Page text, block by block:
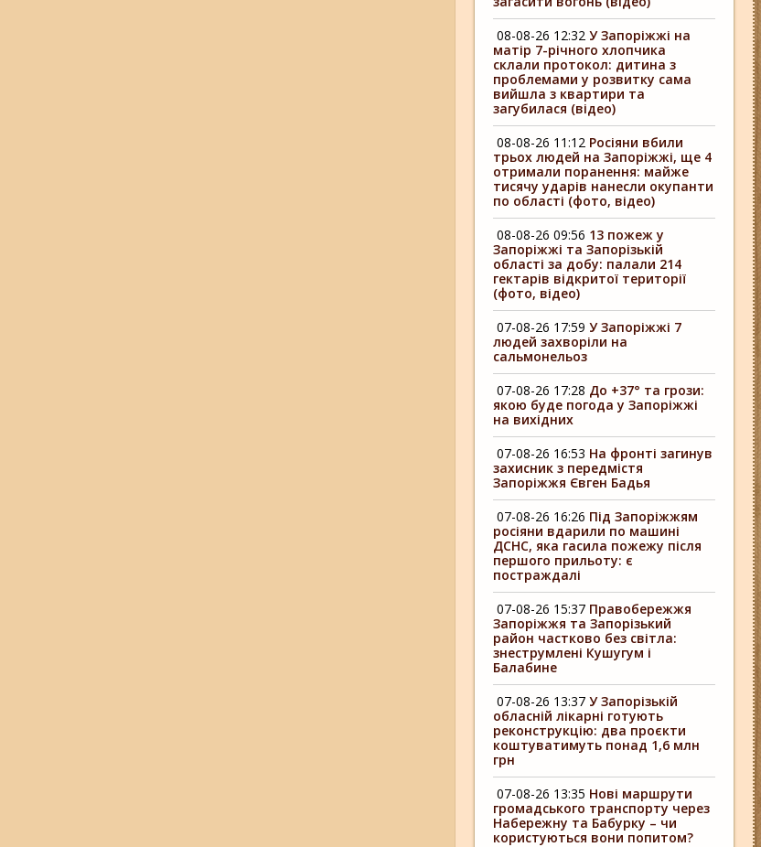
08-08-26 12:32 У Запоріжжі на
матір 7-річного хлопчика
склали протокол: дитина з
проблемами у розвитку сама
вийшла з квартири та
загубилася (відео)
08-08-26 11:12 Росіяни вбили
трьох людей на Запоріжжі, ще 4
отримали поранення: майже
тисячу ударів нанесли окупанти
по області (фото, відео)
08-08-26 09:56 13 пожеж у
Запоріжжі та Запорізькій
області за добу: палали 214
гектарів відкритої території
(фото, відео)
07-08-26 17:59 У Запоріжжі 7
людей захворіли на
сальмонельоз
07-08-26 17:28 До +37° та грози:
якою буде погода у Запоріжжі
на вихідних
07-08-26 16:53 На фронті загинув
захисник з передмістя
Запоріжжя Євген Бадья
07-08-26 16:26 Під Запоріжжям
росіяни вдарили по машині
ДСНС, яка гасила пожежу після
першого прильоту: є
постраждалі
07-08-26 15:37 Правобережжя
Запоріжжя та Запорізький
район частково без світла:
знеструмлені Кушугум і
Балабине
07-08-26 13:37 У Запорізькій
обласній лікарні готують
реконструкцію: два проєкти
коштуватимуть понад 1,6 млн
грн
07-08-26 13:35 Нові маршрути
громадського транспорту через
Набережну та Бабурку – чи
користуються вони попитом?